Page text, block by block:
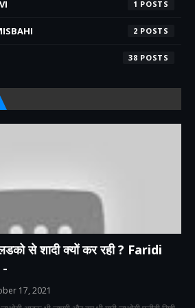
1
2
38
से शादी क्यों कर रही ? Faridi
17, 2021